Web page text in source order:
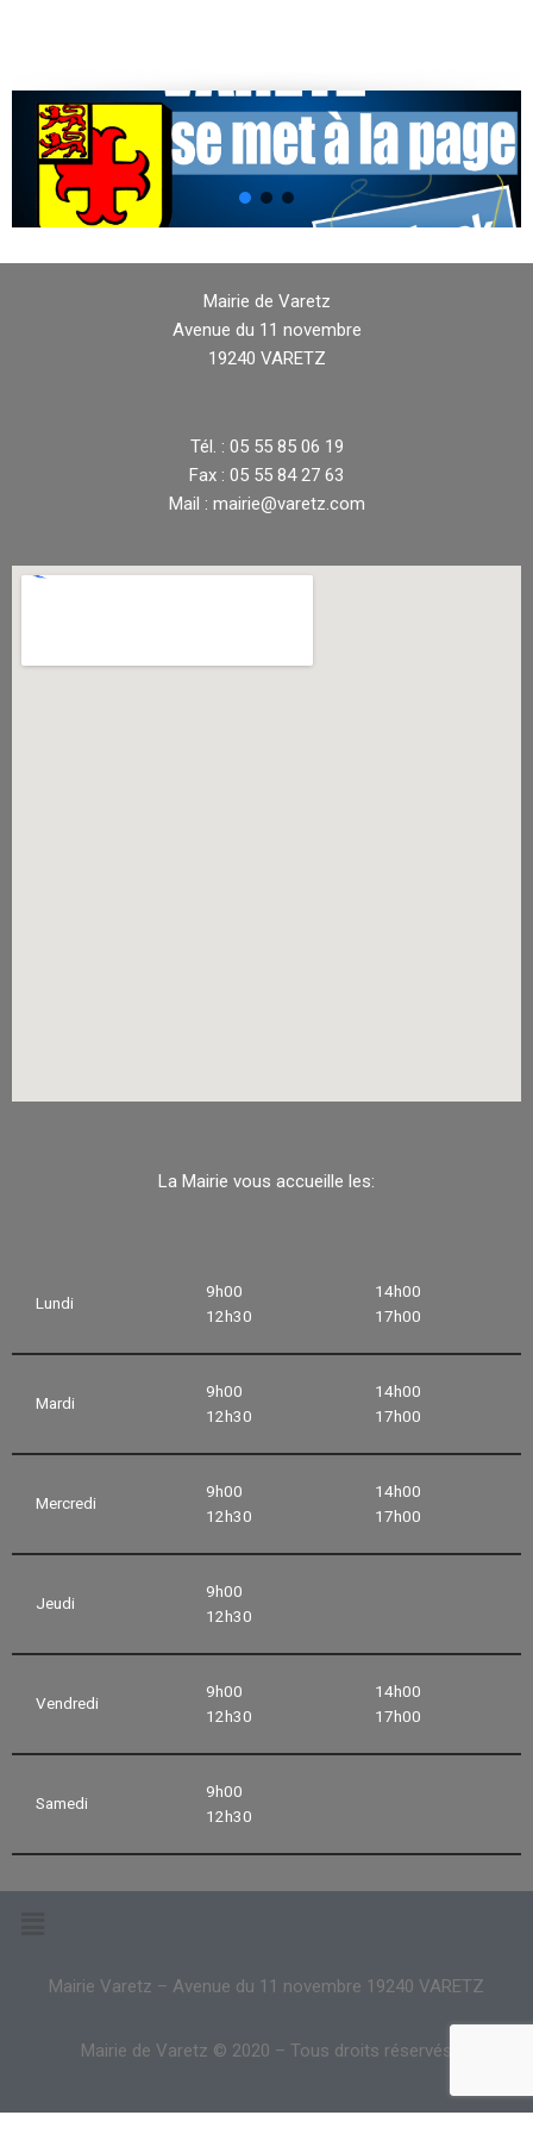
Mairie de Varetz
Avenue du 11 novembre
19240 VARETZ
Tél. : 05 55 85 06 19
Fax : 05 55 84 27 63
Mail : mairie@varetz.com
La Mairie vous accueille les:
Lundi
9h00
12h30
14h00
17h00
Mardi
9h00
12h30
14h00
17h00
Mercredi
9h00
12h30
14h00
17h00
Jeudi
9h00
12h30
Vendredi
9h00
12h30
14h00
17h00
Samedi
9h00
12h30
Mairie Varetz – Avenue du 11 novembre 19240 VARETZ
Mairie de Varetz © 2020 – Tous droits réservés